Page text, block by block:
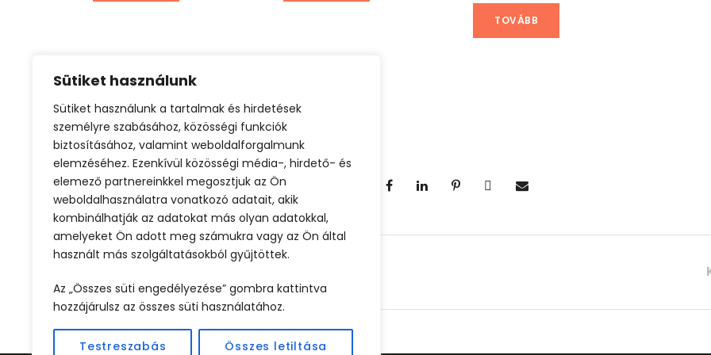
Sütiket használunk
Sütiket használunk a tartalmak és hirdetések
személyre szabásához, közösségi funkciók
biztosításához, valamint weboldalforgalmunk
elemzéséhez. Ezenkívül közösségi média-, hirdető- és
elemező partnereinkkel megosztjuk az Ön
weboldalhasználatra vonatkozó adatait, akik
kombinálhatják az adatokat más olyan adatokkal,
amelyeket Ön adott meg számukra vagy az Ön által
használt más szolgáltatásokból gyűjtöttek.
Az „Összes süti engedélyezése” gombra kattintva
hozzájárulsz az összes süti használatához.
Testreszabás Összes letiltása
TOVÁBB
Családi nyaralás Tengerparti nyaralás